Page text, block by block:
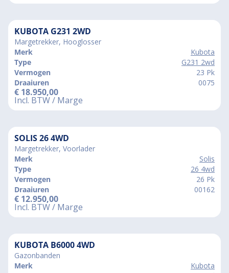
KUBOTA G231 2WD
Margetrekker, Hooglosser
Merk
Kubota
Type
G231 2wd
Vermogen
23 Pk
Draaiuren
0075
€ 18.950,00
Incl. BTW / Marge
SOLIS 26 4WD
Margetrekker, Voorlader
Merk
Solis
Type
26 4wd
Vermogen
26 Pk
Draaiuren
00162
€ 12.950,00
Incl. BTW / Marge
KUBOTA B6000 4WD
Gazonbanden
Merk
Kubota